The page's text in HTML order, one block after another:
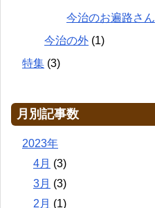
今治のお遍路さん
今治の外 (1)
特集 (3)
月別記事数
2023年
4月 (3)
3月 (3)
2月 (1)